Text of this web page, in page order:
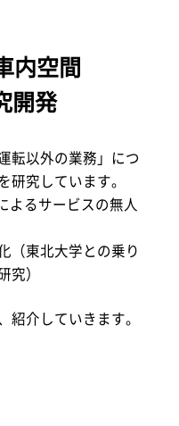
内空間
開発
転以外の業務」につ
研究しています。
よるサービスの無人
（東北大学との乗り
）
紹介していきます。